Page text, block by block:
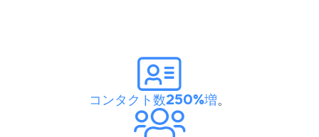
コンタクト数250%増。